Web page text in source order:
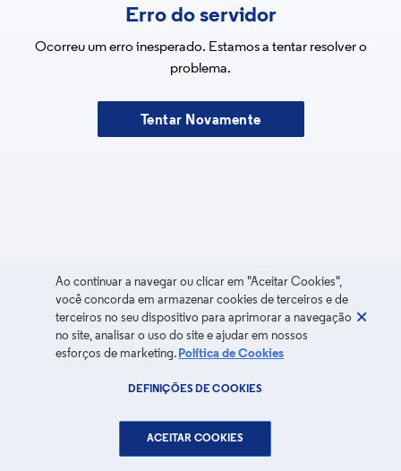
Erro do servidor
Ocorreu um erro inesperado. Estamos a tentar resolver o
problema.
Tentar Novamente
Ao continuar a navegar ou clicar em "Aceitar Cookies",
você concorda em armazenar cookies de terceiros e de
terceiros no seu dispositivo para aprimorar a navegação
no site, analisar o uso do site e ajudar em nossos
esforços de marketing. Política de Cookies
DEFINIÇÕES DE COOKIES
ACEITAR COOKIES